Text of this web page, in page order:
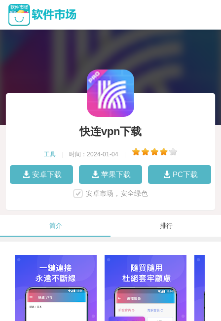
快连vpn下载
工具 时间：2024-01-04
安卓下载 苹果下载 PC下载
安卓市场，安全绿色
简介 排行